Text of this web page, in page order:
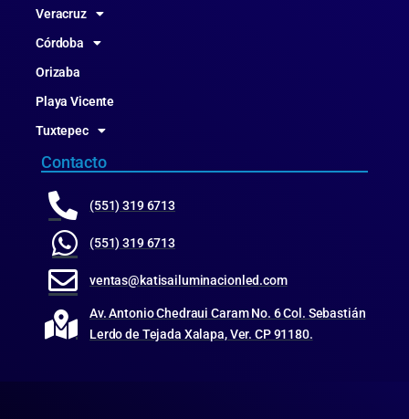
Veracruz
Córdoba
Orizaba
Playa Vicente
Tuxtepec
Contacto
(551) 319 6713
(551) 319 6713
ventas@katisailuminacionled.com
Av. Antonio Chedraui Caram No. 6 Col. Sebastián
Lerdo de Tejada Xalapa, Ver. CP 91180.